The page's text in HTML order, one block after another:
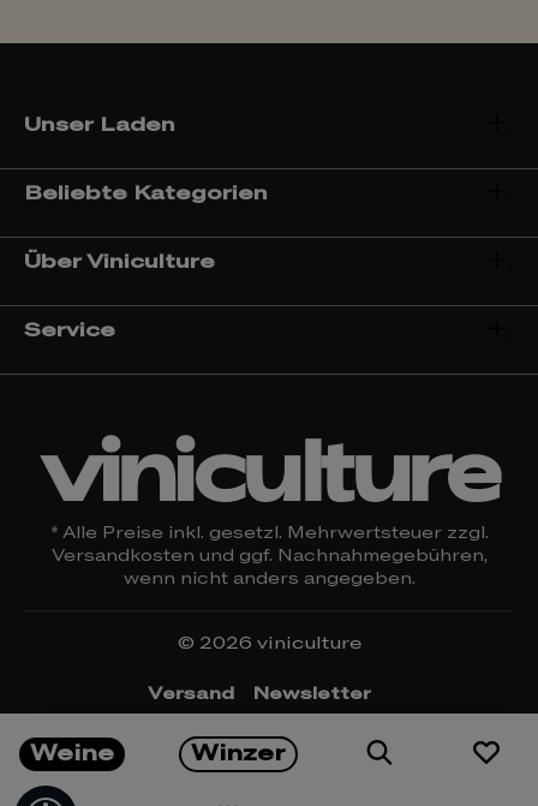
Weine Winzer
Unser Laden
Beliebte Kategorien
Über Viniculture
Service
viniculture
* Alle Preise inkl. gesetzl. Mehrwertsteuer zzgl.
Versandkosten und ggf. Nachnahmegebühren,
wenn nicht anders angegeben.
© 2026 viniculture
Versand
Newsletter
Öffnungszeiten & Kontakt
Impressum
Datenschutz
Widerrufsrecht